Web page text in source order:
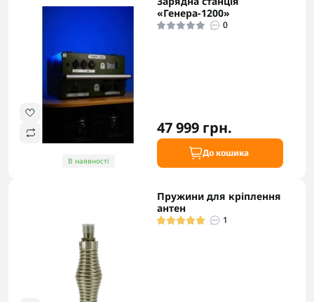
В наявності
«Генера-1200»
0
47 999 грн.
До кошика
Пружини для кріплення
антен
1